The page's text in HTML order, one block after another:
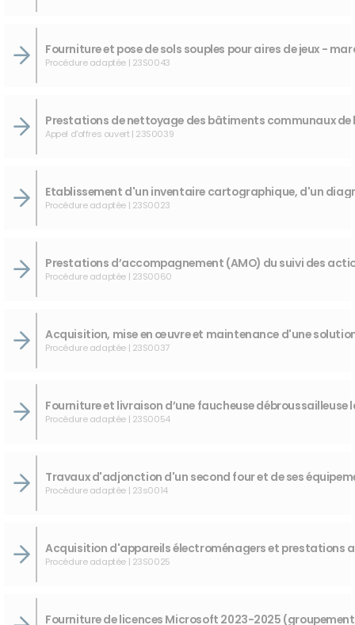
Procédure adaptée | 23S0043
Appel d'offres ouvert | 23S0039
Procédure adaptée | 23S0023
Procédure adaptée | 23S0060
Procédure adaptée | 23S0037
Procédure adaptée | 23S0054
Procédure adaptée | 23s0014
Procédure adaptée | 23S0025